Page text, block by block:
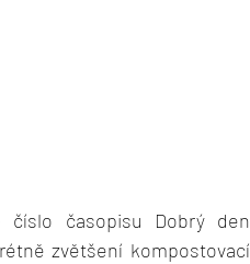
číslo časopisu Dobrý
zvětšení